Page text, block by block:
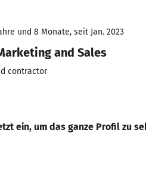
und 8 Monate, seit Jan. 2023
and Sales
contractor
ein, um das ganze Profil zu